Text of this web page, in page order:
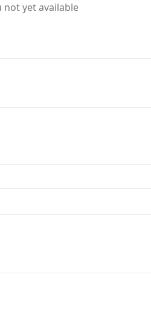
not yet available